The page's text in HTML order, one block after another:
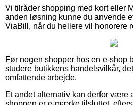
Vi tilråder shopping med kort eller
anden løsning kunne du anvende
ViaBill, når du hellere vil honorere
Før nogen shopper hos en e-shop
studere butikkens handelsvilkår,
omfattende arbejde.
Et andet alternativ kan derfor være